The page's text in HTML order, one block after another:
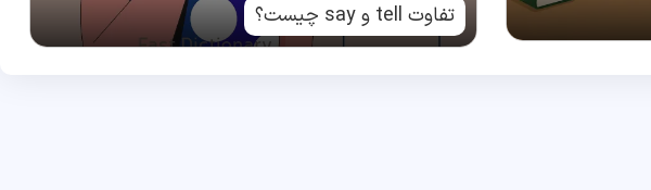
تفاوت tell و say چیست؟